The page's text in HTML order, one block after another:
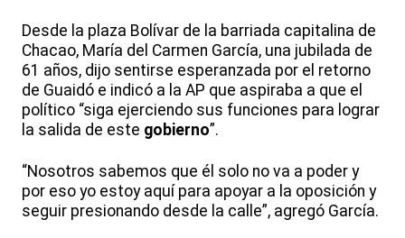
Desde la plaza Bolívar de la barriada capitalina de
Chacao, María del Carmen García, una jubilada de
61 años, dijo sentirse esperanzada por el retorno
de Guaidó e indicó a la AP que aspiraba a que el
político “siga ejerciendo sus funciones para lograr
la salida de este gobierno”.
“Nosotros sabemos que él solo no va a poder y
por eso yo estoy aquí para apoyar a la oposición y
seguir presionando desde la calle”, agregó García.